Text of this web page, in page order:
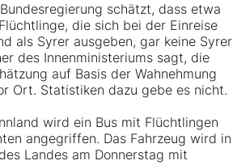
schätzt, dass etwa
die sich bei der Einreise
als Syrer ausgeben, gar keine Syrer
des Innenministeriums sagt, die
auf Basis der Wahnehmung
Ort. Statistiken dazu gebe es nicht.
wird ein Bus mit Flüchtlingen
angegriffen. Das Fahrzeug wird in
Landes am Donnerstag mit